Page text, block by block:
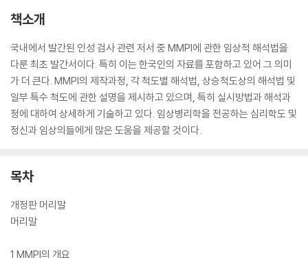
책소개
국내에서 발간된 인성 검사 관련 저서 중 MMPI에 관한 임상적 해석법을
다룬 최초 발간서이다. 특히 이는 한국인의 자료를 포함하고 있어 그 의미
가 더 큰다. MMPI의 제작과정, 각 척도별 해석법, 상승척도상의 해석법 및
일부 특수 척도에 관한 설명을 제시하고 있으며, 특히 실시방법과 해석과
정에 대하여 상세하게 기술하고 있다. 임상병리학을 전공하는 심리학도 및
정신과 임상의들에게 많은 도움을 제공할 것이다.
목차
개정판 머리말
머리말
1 MMPI의 개요